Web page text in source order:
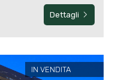
Dettagli
IN VENDITA